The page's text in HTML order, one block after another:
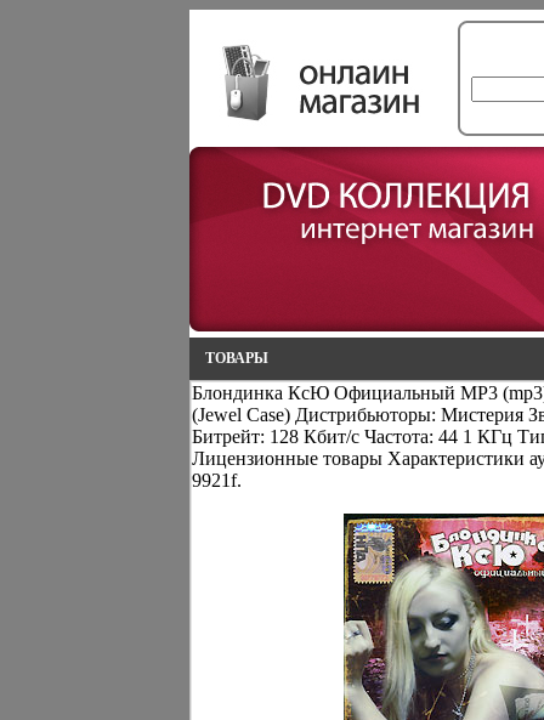
ТОВАРЫ
Блондинка КсЮ Официальный MP3
(Jewel Case) Дистрибьюторы: Мистерия
Битрейт: 128 Кбит/с Частота: 44 1 КГц
Лицензионные товары Характеристики
9921f.